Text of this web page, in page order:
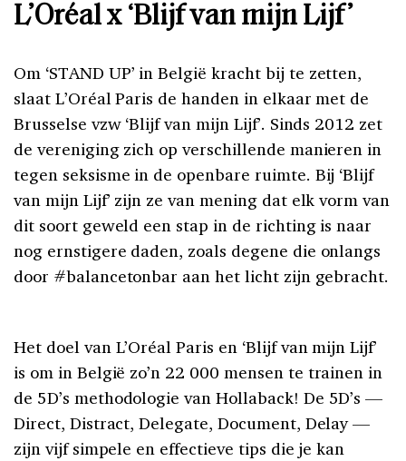
L’Oréal x ‘Blijf van mijn Lijf’
Om ‘STAND UP’ in België kracht bij te zetten,
slaat L’Oréal Paris de handen in elkaar met de
Brusselse vzw ‘Blijf van mijn Lijf’. Sinds 2012 zet
de vereniging zich op verschillende manieren in
tegen seksisme in de openbare ruimte. Bij ‘Blijf
van mijn Lijf’ zijn ze van mening dat elk vorm van
dit soort geweld een stap in de richting is naar
nog ernstigere daden, zoals degene die onlangs
door #balancetonbar aan het licht zijn gebracht.
Het doel van L’Oréal Paris en ‘Blijf van mijn Lijf’
is om in België zo’n 22 000 mensen te trainen in
de 5D’s methodologie van Hollaback! De 5D’s —
Direct, Distract, Delegate, Document, Delay —
zijn vijf simpele en effectieve tips die je kan